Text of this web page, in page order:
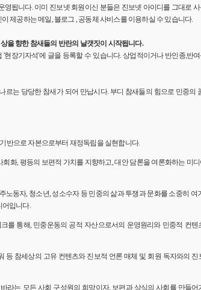
영됩니다. 이미 진보넷 회원이신 분들은 진보넷 아이디를 그대로
제공하는 메일, 블로그 , 공동체 사비스를 이용하실 수 있습니다.
을 향한 참새들의 반란의 날갯짓이 시작됩니다.
'현장기자석'에 글을 등록할 수 있습니다. 상업적이거나 반인종,반
르는 당당한 참새가 되어 만납시다. 부디 참새들의 힘으로 민중의
반으로 자본으로부터 재정독립을 실현합니다.
화, 평등의 보편적 가치를 지향하고, 대안 담론을 여론화하는 미디
노동자, 청소년, 성소수자 등 민중의 삶과 투쟁과 문화를 소중히 여
어입니다.
를 통해, 민중운동의 공적 자산으로서의 운영원리와 민중적 컨텐
등 참세상의 고유 컨텐츠와 진보적 언론 매체 및 회원 독자와의 진
라는 모든 사회 구성원의 희망이자, 보편과 상식의 사회를 만들어